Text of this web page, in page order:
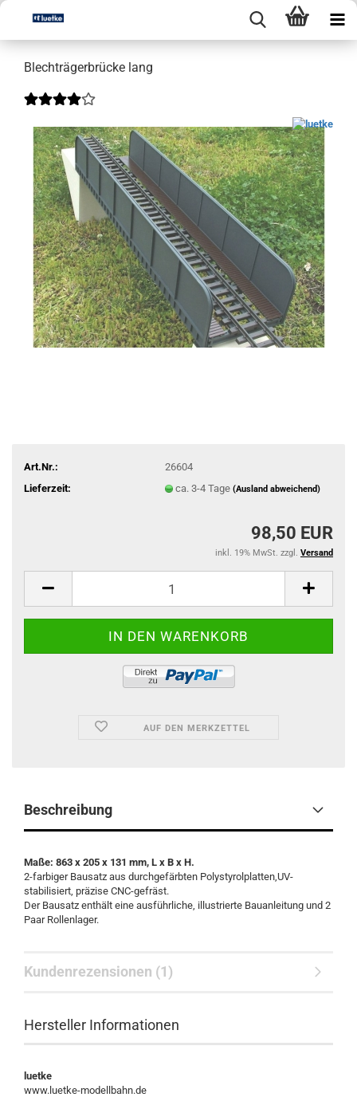
Blechträgerbrücke lang
Art.Nr.:
26604
Lieferzeit:
ca. 3-4 Tage (Ausland abweichend)
98,50 EUR
inkl. 19% MwSt. zzgl. Versand
AUF DEN MERKZETTEL
Beschreibung
Maße: 863 x 205 x 131 mm, L x B x H.
2-farbiger Bausatz aus durchgefärbten Polystyrolplatten,UV-
stabilisiert, präzise CNC-gefräst.
Der Bausatz enthält eine ausführliche, illustrierte Bauanleitung und 2
Paar Rollenlager.
Kundenrezensionen (1)
Hersteller Informationen
luetke
www.luetke-modellbahn.de